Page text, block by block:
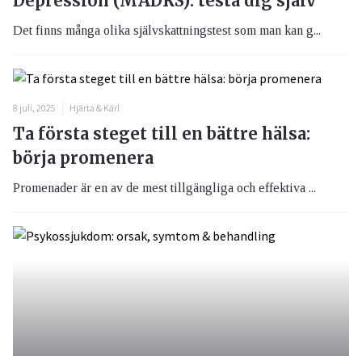
Det finns många olika självskattningstest som man kan g...
8 juli, 2025 Hjärta & Kärl
Ta första steget till en bättre hälsa:
börja promenera
Promenader är en av de mest tillgängliga och effektiva ...